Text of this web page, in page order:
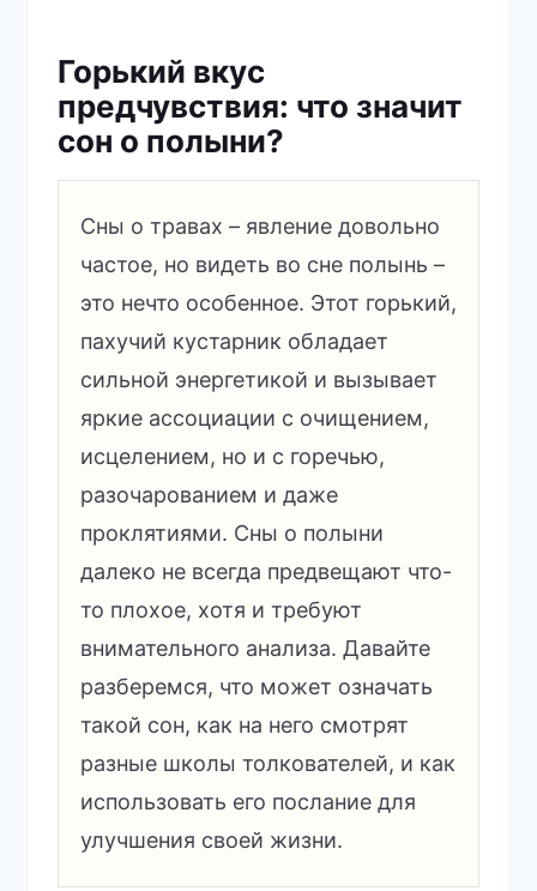
Горький вкус
предчувствия: что значит
сон о полыни?
Сны о травах – явление довольно
частое, но видеть во сне полынь –
это нечто особенное. Этот горький,
пахучий кустарник обладает
сильной энергетикой и вызывает
яркие ассоциации с очищением,
исцелением, но и с горечью,
разочарованием и даже
проклятиями. Сны о полыни
далеко не всегда предвещают что-
то плохое, хотя и требуют
внимательного анализа. Давайте
разберемся, что может означать
такой сон, как на него смотрят
разные школы толкователей, и как
использовать его послание для
улучшения своей жизни.